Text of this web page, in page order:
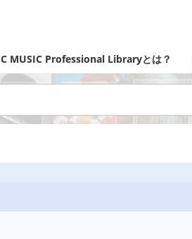
C MUSIC Professional Libraryとは？